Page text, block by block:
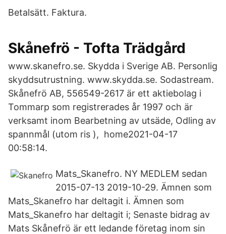
Betalsätt. Faktura.
Skånefrö - Tofta Trädgård
www.skanefro.se. Skydda i Sverige AB. Personlig
skyddsutrustning. www.skydda.se. Sodastream.
Skånefrö AB, 556549-2617 är ett aktiebolag i
Tommarp som registrerades år 1997 och är
verksamt inom Bearbetning av utsäde, Odling av
spannmål (utom ris ), home2021-04-17
00:58:14.
Mats_Skanefro. NY MEDLEM sedan
‎2015-07-13 ‎2019-10-29. Ämnen som
Mats_Skanefro har deltagit i. Ämnen som
Mats_Skanefro har deltagit i; Senaste bidrag av
Mats Skånefrö är ett ledande företag inom sin